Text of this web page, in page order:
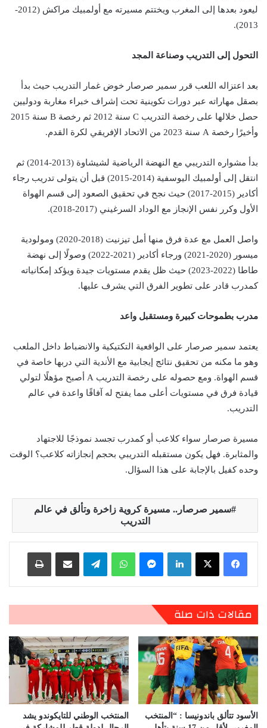
ليعود بعدها إلى المغرب ويختتم مسيرته مع أولمبيك مراكش (2012-
2013).
التحول إلى التدريب وصناعة المجد
بعد اعتزاله اللعب قرر سمير صرصار خوض غمار التدريب حيث بدأ
بصقل مهاراته عبر دورات تكوينية تحت إشراف خبراء مغاربة ودوليين
حصل خلالها على رخصة التدريب C سنة 2012 ثم رخصة B سنة 2015
وأخيرًا رخصة A سنة 2023 من الاتحاد الإفريقي لكرة القدم.
بدأ مشواره التدريبي مع النهضة الرياضية لشيشاوة (2013-2014) ثم
انتقل إلى أولمبيك اليوسفية (2014-2015) قبل أن يتولى تدريب رجاء
أكادير (2015-2017) حيث نجح في تحقيق الصعود إلى قسم الهواة
الأول وكرر نفس الإنجاز مع الوداد السرغيني (2017-2018).
واصل العمل مع عدة فرق منها أمل تيزنيت (2018-2020) ومولودية
ميسور (2020-2021) ورجاء أكادير (2021-2022) وصولًا إلى نهضة
طاطا (2022-2023) حيث ظل يقدم مستويات جيدة ويؤكد إمكانياته
كمدرب قادر على تطوير الفرق التي يشرف عليها.
مدرب بطموحات كبيرة ومستقبل واعد
يعتمد سمير صرصار على الواقعية التكتيكية والانضباط داخل الملعب
وهو ما مكنه من تحقيق نتائج إيجابية مع الأندية التي دربها خاصة في
قسم الهواة. ومع حصوله على رخصة التدريب A أصبح مؤهلًا لتولي
قيادة فرق في مستويات أعلى مما يفتح له آفاقًا واعدة في عالم
التدريب.
مسيرة صرصار سواء كلاعب أو كمدرب تجسد نموذجًا للاجتهاد
والمثابرة. فهل يكون مستقبله التدريبي بحجم إنجازاته كلاعب؟ الوقت
وحده كفيل بالإجابة على هذا السؤال.
سمير صرصار.. مسيرة كروية زاخرة وتألق في عالم
التدريب
لينكدإن ماسنجر واتساب تيلقرام مشاركة عبر البريد طباعة
مقالات ذات صلة
الأسود تتألق باندونيسا : “المنتخب
المنتخب الوطني للتايكوندو يشد